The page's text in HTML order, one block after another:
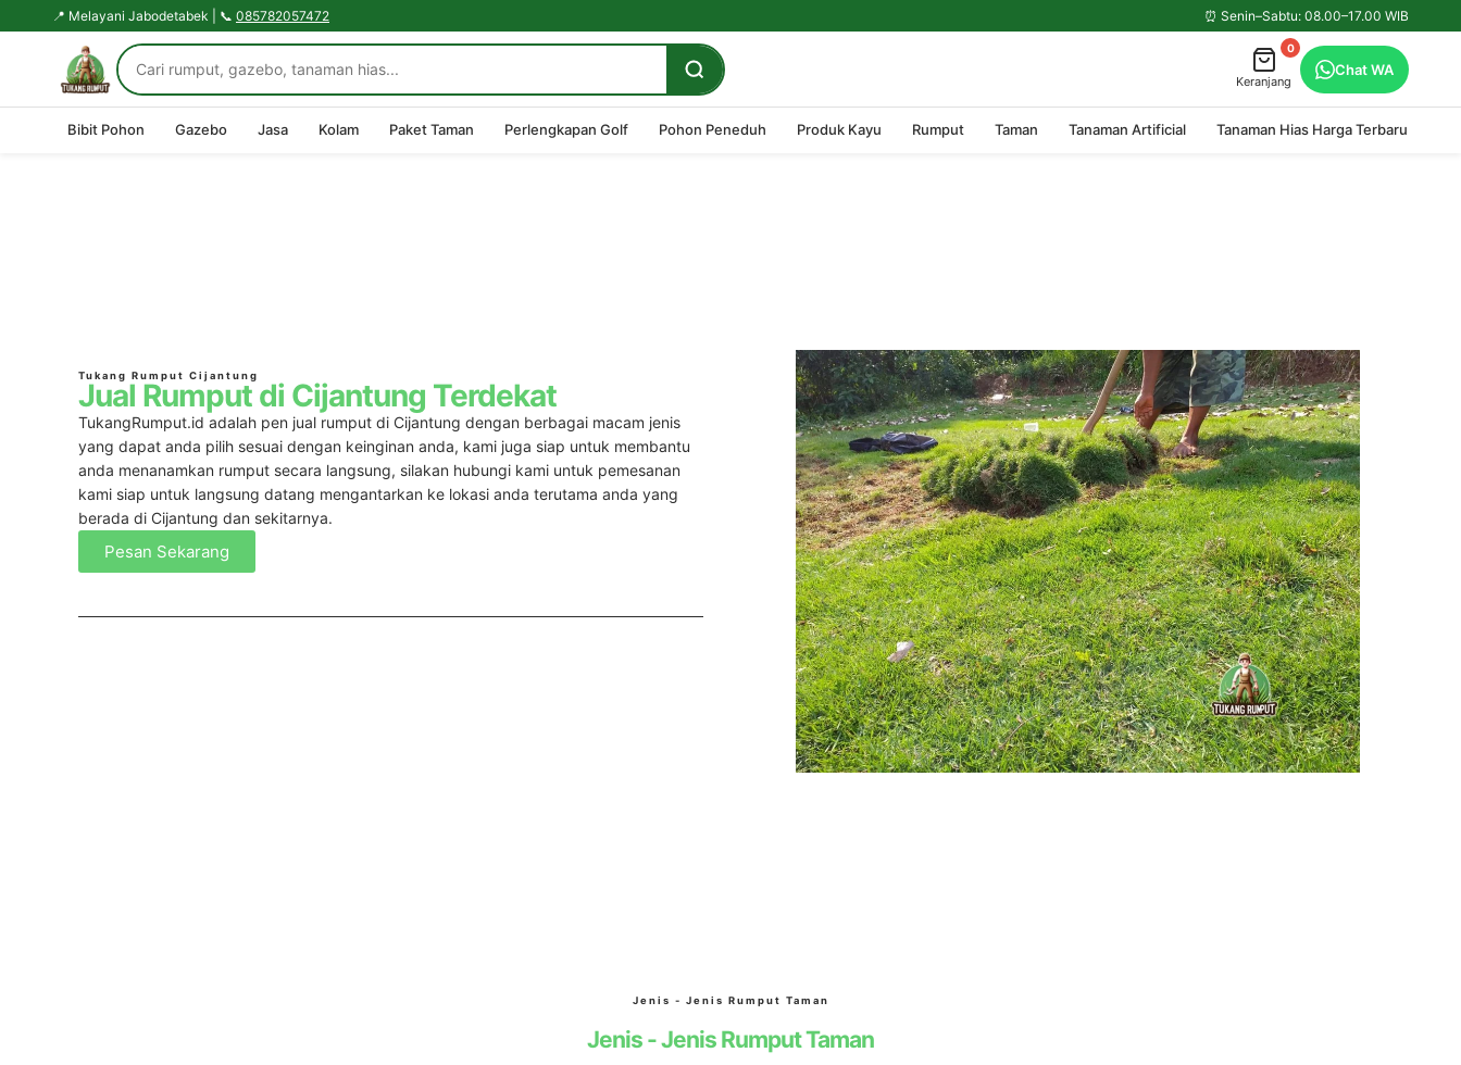
📍 Melayani Jabodetabek | 📞 085782057472 ⏰ Senin–Sabtu: 08.00–17.00 WIB
0
Keranjang
Chat WA
Bibit Pohon Gazebo Jasa Kolam Paket Taman Perlengkapan Golf Pohon Peneduh Produk Kayu Rumput Taman Tanaman Artificial Tanaman Hias Harga Terbaru
Tukang Rumput Cijantung
Jual Rumput di Cijantung Terdekat
TukangRumput.id adalah pen jual rumput di Cijantung dengan berbagai macam jenis
yang dapat anda pilih sesuai dengan keinginan anda, kami juga siap untuk membantu
anda menanamkan rumput secara langsung, silakan hubungi kami untuk pemesanan
kami siap untuk langsung datang mengantarkan ke lokasi anda terutama anda yang
berada di Cijantung dan sekitarnya.
Pesan Sekarang
Jenis - Jenis Rumput Taman
Jenis - Jenis Rumput Taman